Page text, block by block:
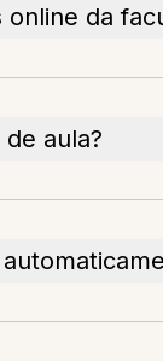
online da
aula?